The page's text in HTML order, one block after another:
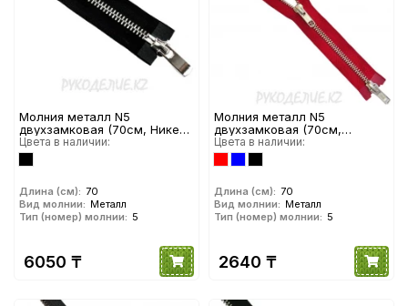
Молния металл N5
двухзамковая (70см, Никель
глянец) YKK
Цвета в наличии:
Длина (см): 70
Вид молнии: Металл
Тип (номер) молнии: 5
6050 ₸
Молния металл N5
двухзамковая (70см,
Никель) YKK
Цвета в наличии:
Длина (см): 70
Вид молнии: Металл
Тип (номер) молнии: 5
2640 ₸